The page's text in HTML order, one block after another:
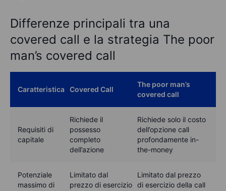
Differenze principali tra una
covered call e la strategia The poor
man’s covered call
Caratteristica Covered Call
The poor man’s
covered call
Requisiti di
capitale
Richiede il
possesso
completo
dell’azione
Richiede solo il costo
dell’opzione call
profondamente in-
the-money
Potenziale
massimo di
Limitato dal
prezzo di esercizio
Limitato dal prezzo
di esercizio della call